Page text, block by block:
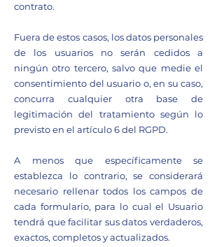
contrato.
Fuera de estos casos, los datos personales
de los usuarios no serán cedidos a
ningún otro tercero, salvo que medie el
consentimiento del usuario o, en su caso,
concurra cualquier otra base de
legitimación del tratamiento según lo
previsto en el artículo 6 del RGPD.
A menos que específicamente se
establezca lo contrario, se considerará
necesario rellenar todos los campos de
cada formulario, para lo cual el Usuario
tendrá que facilitar sus datos verdaderos,
exactos, completos y actualizados.